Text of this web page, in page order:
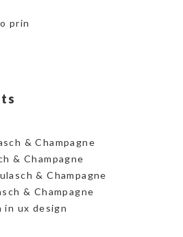
prin
& Champagne
& Champagne
& Champagne
& Champagne
in ux design